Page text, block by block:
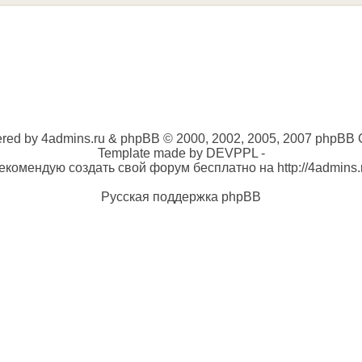
by 4admins.ru & phpBB © 2000, 2002, 2005, 2007 phpBB
Template made by DEVPPL -
создать свой форум бесплатно на http://
Русская поддержка phpBB